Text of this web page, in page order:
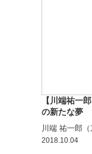
【川端祐一
の新たな夢
川端 祐一郎（
2018.10.04